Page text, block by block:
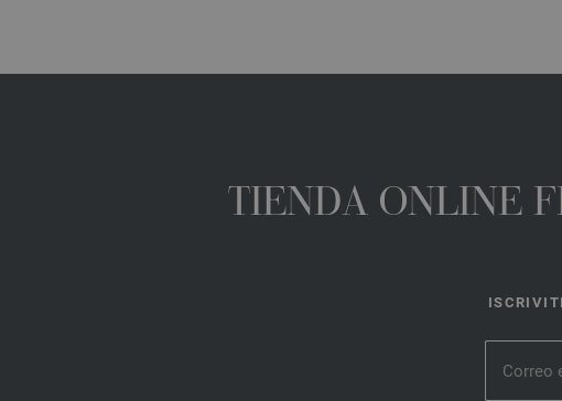
TIENDA ONLINE